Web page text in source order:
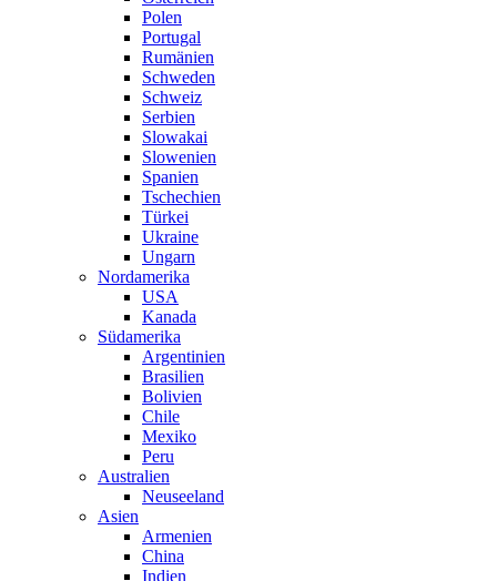
Polen
Portugal
Rumänien
Schweden
Schweiz
Serbien
Slowakai
Slowenien
Spanien
Tschechien
Türkei
Ukraine
Ungarn
Nordamerika
USA
Kanada
Südamerika
Argentinien
Brasilien
Bolivien
Chile
Mexiko
Peru
Australien
Neuseeland
Asien
Armenien
China
Indien